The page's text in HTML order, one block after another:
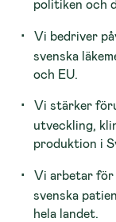
politiken och
Vi bedriver
svenska
och EU.
Vi stärker
utveckling,
produktion i
Vi arbetar för
svenska
hela landet.